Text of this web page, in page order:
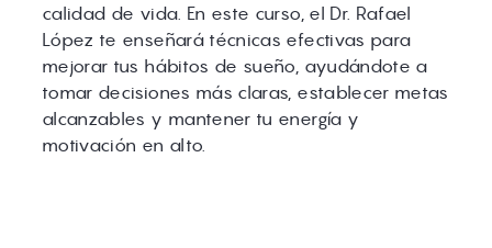
calidad de vida. En este curso, el Dr. Rafael
López te enseñará técnicas efectivas para
mejorar tus hábitos de sueño, ayudándote a
tomar decisiones más claras, establecer metas
alcanzables y mantener tu energía y
motivación en alto.